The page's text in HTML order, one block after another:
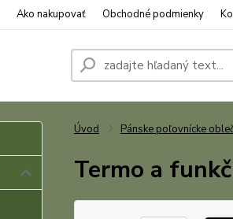
Ako nakupovať Obchodné podmienky
Úvod Pánske poľovnícke
Termo a